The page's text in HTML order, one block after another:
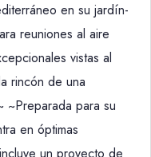
en su jardín-
reuniones al aire
vistas al
rincón de una
~Preparada para su
en óptimas